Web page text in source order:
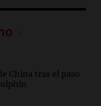
China tras el paso